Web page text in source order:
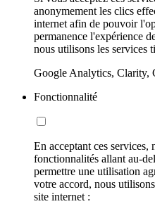
anonymement les clics
internet afin de pouvoir
permanence l'expérience
nous utilisons les services
Google Analytics, Clarity,
Fonctionnalité
En acceptant ces
fonctionnalités allant au-
permettre une utilisation
votre accord, nous
site internet :